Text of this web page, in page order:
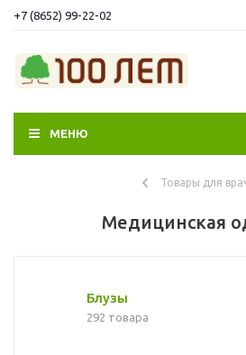
+7 (8652) 99-22-02
МЕНЮ
Товары для
Медицинская
Блузы
292 товара